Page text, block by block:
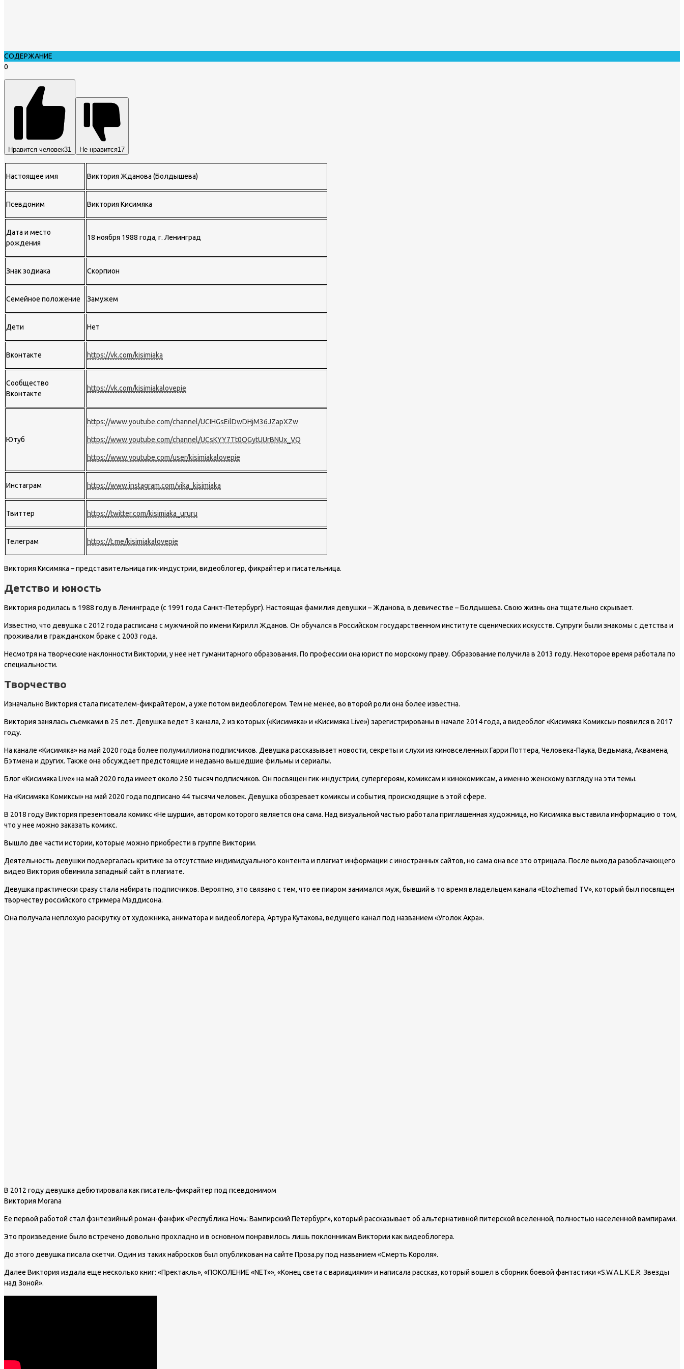
СОДЕРЖАНИЕ
0
Нравится человек31 Не нравится17
Настоящее имя Виктория Жданова (Болдышева)
Псевдоним Виктория Кисимяка
Дата и место
рождения
18 ноября 1988 года, г. Ленинград
Знак зодиака Скорпион
Семейное положение Замужем
Дети Нет
Вконтакте https://vk.com/kisimiaka
Сообщество
Вконтакте
https://vk.com/kisimiakalovepie
Ютуб
https://www.youtube.com/channel/UCIHGsEilDwDHjM36JZapXZw
https://www.youtube.com/channel/UCsKYY7Tt0QGytUUrBNUx_VQ
https://www.youtube.com/user/kisimiakalovepie
Инстаграм https://www.instagram.com/vika_kisimiaka
Твиттер https://twitter.com/kisimiaka_ururu
Телеграм https://t.me/kisimiakalovepie
Виктория Кисимяка – представительница гик-индустрии, видеоблогер, фикрайтер и писательница.
Детство и юность
Виктория родилась в 1988 году в Ленинграде (с 1991 года Санкт-Петербург). Настоящая фамилия девушки – Жданова, в девичестве – Болдышева. Свою жизнь она тщательно скрывает.
Известно, что девушка с 2012 года расписана с мужчиной по имени Кирилл Жданов. Он обучался в Российском государственном институте сценических искусств. Супруги были знакомы с детства и
проживали в гражданском браке с 2003 года.
Несмотря на творческие наклонности Виктории, у нее нет гуманитарного образования. По профессии она юрист по морскому праву. Образование получила в 2013 году. Некоторое время работала по
специальности.
Творчество
Изначально Виктория стала писателем-фикрайтером, а уже потом видеоблогером. Тем не менее, во второй роли она более известна.
Виктория занялась съемками в 25 лет. Девушка ведет 3 канала, 2 из которых («Кисимяка» и «Кисимяка Live») зарегистрированы в начале 2014 года, а видеоблог «Кисимяка Комиксы» появился в 2017
году.
На канале «Кисимяка» на май 2020 года более полумиллиона подписчиков. Девушка рассказывает новости, секреты и слухи из киновселенных Гарри Поттера, Человека-Паука, Ведьмака, Аквамена,
Бэтмена и других. Также она обсуждает предстоящие и недавно вышедшие фильмы и сериалы.
Блог «Кисимяка Live» на май 2020 года имеет около 250 тысяч подписчиков. Он посвящен гик-индустрии, супергероям, комиксам и кинокомиксам, а именно женскому взгляду на эти темы.
На «Кисимяка Комиксы» на май 2020 года подписано 44 тысячи человек. Девушка обозревает комиксы и события, происходящие в этой сфере.
В 2018 году Виктория презентовала комикс «Не шурши», автором которого является она сама. Над визуальной частью работала приглашенная художница, но Кисимяка выставила информацию о том,
что у нее можно заказать комикс.
Вышло две части истории, которые можно приобрести в группе Виктории.
Деятельность девушки подвергалась критике за отсутствие индивидуального контента и плагиат информации с иностранных сайтов, но сама она все это отрицала. После выхода разоблачающего
видео Виктория обвинила западный сайт в плагиате.
Девушка практически сразу стала набирать подписчиков. Вероятно, это связано с тем, что ее пиаром занимался муж, бывший в то время владельцем канала «Etozhemad TV», который был посвящен
творчеству российского стримера Мэддисона.
Она получала неплохую раскрутку от художника, аниматора и видеоблогера, Артура Кутахова, ведущего канал под названием «Уголок Акра».
В 2012 году девушка дебютировала как писатель-фикрайтер под псевдонимом
Виктория Morana
Ее первой работой стал фэнтезийный роман-фанфик «Республика Ночь: Вампирский Петербург», который рассказывает об альтернативной питерской вселенной, полностью населенной вампирами.
Это произведение было встречено довольно прохладно и в основном понравилось лишь поклонникам Виктории как видеоблогера.
До этого девушка писала скетчи. Один из таких набросков был опубликован на сайте Проза.ру под названием «Смерть Короля».
Далее Виктория издала еще несколько книг: «Пректакль», «ПОКОЛЕНИЕ «NET»», «Конец света с вариациями» и написала рассказ, который вошел в сборник боевой фантастики «S.W.A.L.K.E.R. Звезды
над Зоной».